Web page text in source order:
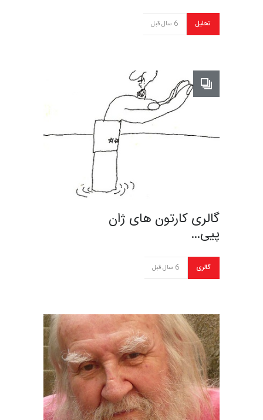
تحلیل 6 سال قبل
گالری کارتون های ژان
پیی…
گالری 6 سال قبل